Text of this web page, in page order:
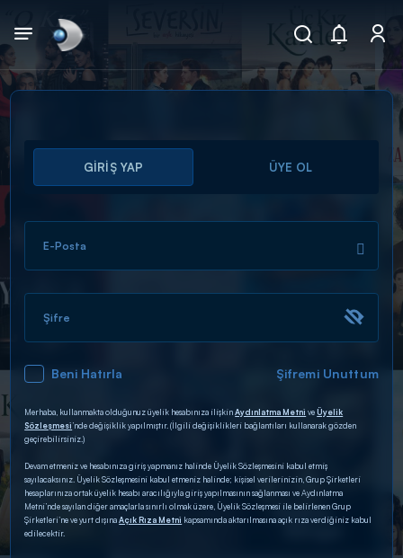
Arama
ARAMA SONUÇLARI
DİĞER SONUÇLAR
GİRİŞ YAP ÜYE OL
E-Posta
Şifre
Beni Hatırla Şifremi Unuttum
Merhaba, kullanmakta olduğunuz üyelik hesabınıza ilişkinAydınlatma Metni veÜyelik
Sözleşmesi’nde değişiklik yapılmıştır. (İlgili değişiklikleri bağlantıları kullanarak gözden
geçirebilirsiniz.)
Devam etmeniz ve hesabınıza giriş yapmanız halinde Üyelik Sözleşmesini kabul etmiş
sayılacaksınız. Üyelik Sözleşmesini kabul etmeniz halinde; kişisel verilerinizin, Grup Şirketleri
hesaplarınıza ortak üyelik hesabı aracılığıyla giriş yapılmasının sağlanması ve Aydınlatma
Metni’nde sayılan diğer amaçlarla sınırlı olmak üzere, Üyelik Sözleşmesi ile belirlenen Grup
Şirketleri’ne ve yurt dışınaAçık Rıza Metni kapsamında aktarılmasına açık rıza verdiğiniz kabul
edilecektir.